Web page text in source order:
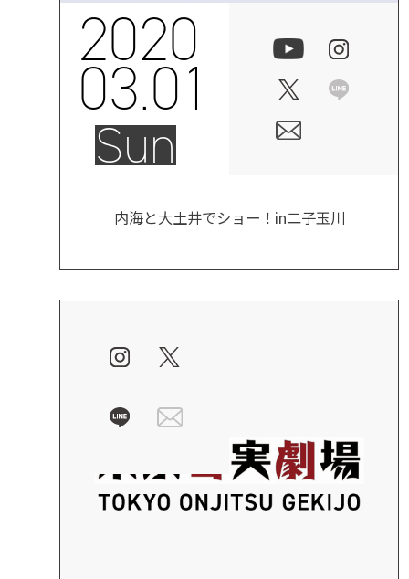
2020
03.01
Sun
内海と大土井でショー！in二子玉川